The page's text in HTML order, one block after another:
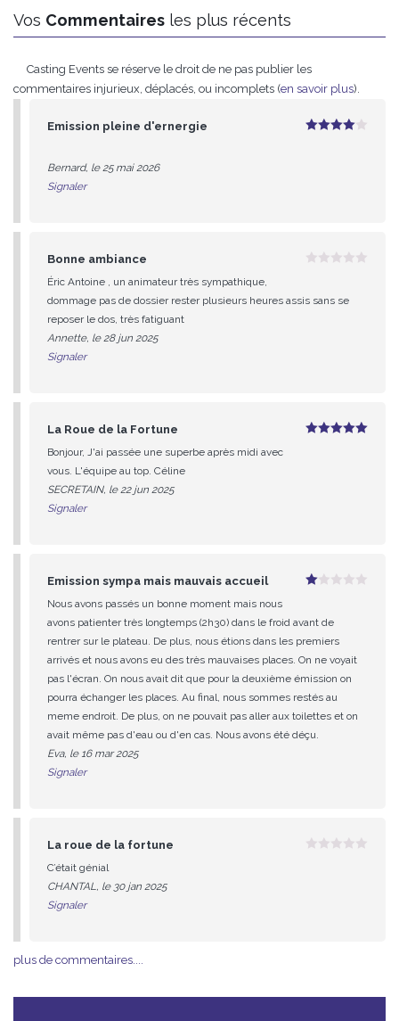
Vos Commentaires les plus récents
Casting Events se réserve le droit de ne pas publier les
commentaires injurieux, déplacés, ou incomplets (en savoir plus).
Emission pleine d'ernergie
Bernard, le 25 mai 2026
Signaler
Bonne ambiance
5
Éric Antoine , un animateur très sympathique,
dommage pas de dossier rester plusieurs heures assis sans se
reposer le dos, très fatiguant
Annette, le 28 jun 2025
Signaler
La Roue de la Fortune
Bonjour, J'ai passée une superbe après midi avec
vous. L'équipe au top. Céline
SECRETAIN, le 22 jun 2025
Signaler
Emission sympa mais mauvais accueil
5
Nous avons passés un bonne moment mais nous
avons patienter très longtemps (2h30) dans le froid avant de
rentrer sur le plateau. De plus, nous étions dans les premiers
arrivés et nous avons eu des très mauvaises places. On ne voyait
pas l'écran. On nous avait dit que pour la deuxième émission on
pourra échanger les places. Au final, nous sommes restés au
meme endroit. De plus, on ne pouvait pas aller aux toilettes et on
avait même pas d'eau ou d'en cas. Nous avons été déçu.
Eva, le 16 mar 2025
Signaler
La roue de la fortune
C’était génial
CHANTAL, le 30 jan 2025
Signaler
plus de commentaires....